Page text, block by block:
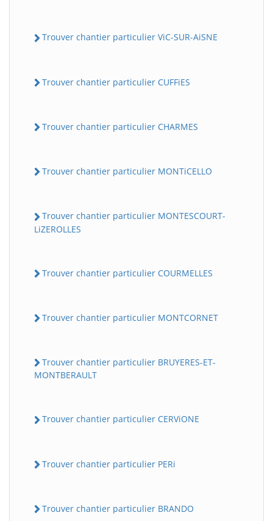
Trouver chantier particulier ViC-SUR-AiSNE
Trouver chantier particulier CUFFiES
Trouver chantier particulier CHARMES
Trouver chantier particulier MONTiCELLO
Trouver chantier particulier MONTESCOURT-
LiZEROLLES
Trouver chantier particulier COURMELLES
Trouver chantier particulier MONTCORNET
Trouver chantier particulier BRUYERES-ET-
MONTBERAULT
Trouver chantier particulier CERViONE
Trouver chantier particulier PERi
Trouver chantier particulier BRANDO